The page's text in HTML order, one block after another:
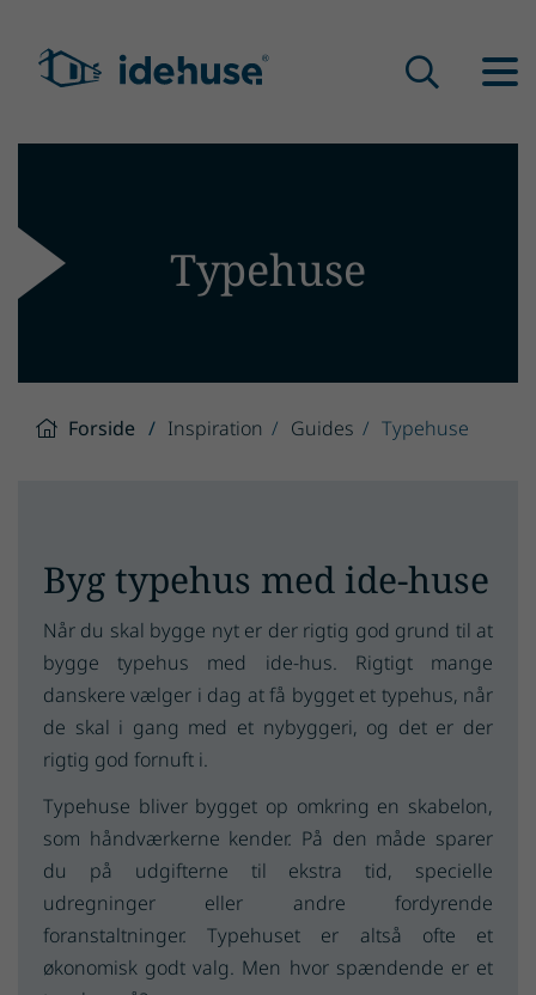
Typehuse
Forside Inspiration Guides Typehuse
Byg typehus med ide-huse
Når du skal bygge nyt er der rigtig god grund til at
bygge typehus med ide-hus. Rigtigt mange
danskere vælger i dag at få bygget et typehus, når
de skal i gang med et nybyggeri, og det er der
rigtig god fornuft i.
Typehuse bliver bygget op omkring en skabelon,
som håndværkerne kender. På den måde sparer
du på udgifterne til ekstra tid, specielle
udregninger eller andre fordyrende
foranstaltninger. Typehuset er altså ofte et
økonomisk godt valg. Men hvor spændende er et